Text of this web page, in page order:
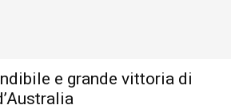
e grande vittoria di